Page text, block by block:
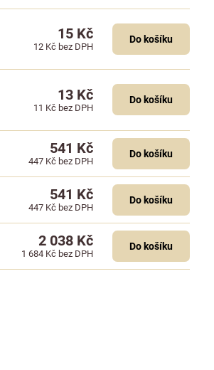
15 Kč
12 Kč bez DPH
Do košíku
13 Kč
11 Kč bez DPH
Do košíku
541 Kč
447 Kč bez DPH
Do košíku
541 Kč
447 Kč bez DPH
Do košíku
2 038 Kč
1 684 Kč bez DPH
Do košíku